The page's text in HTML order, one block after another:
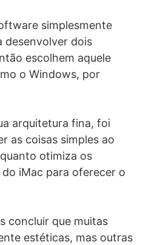
simplesmente
desenvolver dois
escolhem aquele
o Windows, por
arquitetura fina, foi
as coisas simples ao
otimiza os
iMac para oferecer o
concluir que muitas
estéticas, mas outras